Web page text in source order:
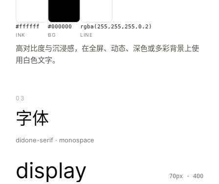
#ffffff
INK
#000000
BG
rgba(255,255,255,0.2)
LINE
高对比度与沉浸感，在全屏、动态、深色或多彩背景上使
用白色文字。
03
字体
didone-serif · monospace
display 70px · 400